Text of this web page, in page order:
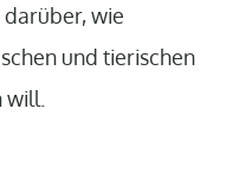
wie
und tierischen